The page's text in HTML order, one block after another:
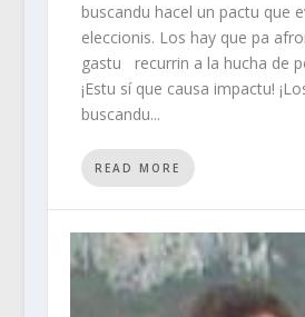
buscandu hacel un pactu que
eleccionis. Los hay que pa
gastu recurrin a la hucha de
¡Estu sí que causa impactu!
buscandu...
READ MORE